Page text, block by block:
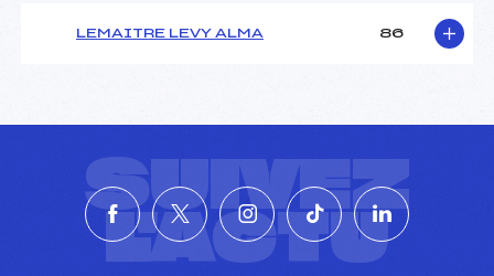
LEMAITRE LEVY ALMA 86
SUIVEZ
L'ACTU